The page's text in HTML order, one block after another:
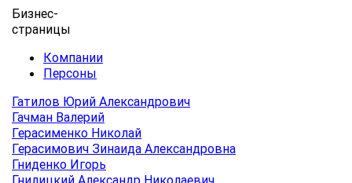
Бизнес-
страницы
Компании
Персоны
Гатилов Юрий Александрович
Гачман Валерий
Герасименко Николай
Герасимович Зинаида Александровна
Гниденко Игорь
Гнилицкий Александр Николаевич